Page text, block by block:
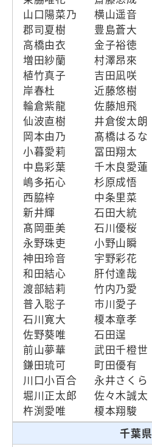
山口陽菜乃
横山遥音
郡司夏樹
豊島蒼大
高橋由衣
金子裕徳
増田紗蘭
村澤昂來
植竹真子
吉田凪咲
岸春杜
近藤悠樹
輪倉紫龍
佐藤旭飛
仙波直樹
井倉俊太朗
岡本由乃
髙橋はるな
小暮愛莉
冨田翔太
中島彩葉
千木良愛蓮
嶋多拓心
杉原成悟
西脇梓
中条里菜
新井輝
石田大統
髙岡亜美
石川優桜
永野珠吏
小野山瞬
神田玲音
宇野彩花
和田結心
肝付達哉
渡部結莉
竹内乃愛
普入聡子
市川愛子
石川寛大
榎本章孝
佐野葵唯
石田逞
前山夢華
武田千橙世
鎌田琉可
町田優有
川口小百合
永井さくら
堀川正太郎
佐々木誠太
杵渕愛唯
榎本翔駿
千葉県